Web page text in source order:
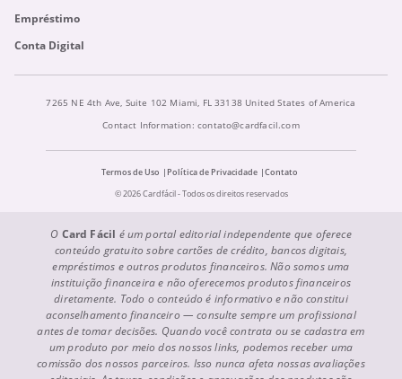
Empréstimo
Conta Digital
7265 NE 4th Ave, Suite 102 Miami, FL 33138 United States of America
Contact Information: contato@cardfacil.com
Termos de Uso Política de Privacidade
Contato
© 2026 Cardfácil - Todos os direitos reservados
O Card Fácil é um portal editorial independente que oferece
conteúdo gratuito sobre cartões de crédito, bancos digitais,
empréstimos e outros produtos financeiros. Não somos uma
instituição financeira e não oferecemos produtos financeiros
diretamente. Todo o conteúdo é informativo e não constitui
aconselhamento financeiro — consulte sempre um profissional
antes de tomar decisões. Quando você contrata ou se cadastra em
um produto por meio dos nossos links, podemos receber uma
comissão dos nossos parceiros. Isso nunca afeta nossas avaliações